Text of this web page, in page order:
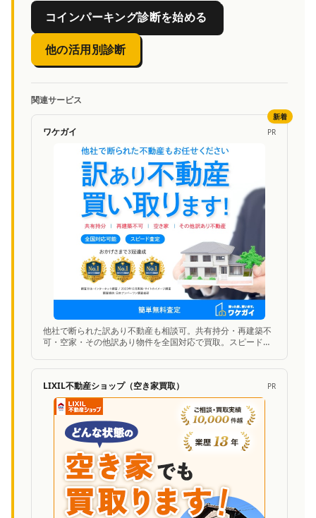
コインパーキング診断を始める
他の活用別診断
関連サービス
ワケガイ PR
他社で断られた訳あり不動産も相談可。共有持分・再建築不
可・空家・その他訳あり物件を全国対応で買取。スピード査
新着
LIXIL不動産ショップ（空き家買取） PR